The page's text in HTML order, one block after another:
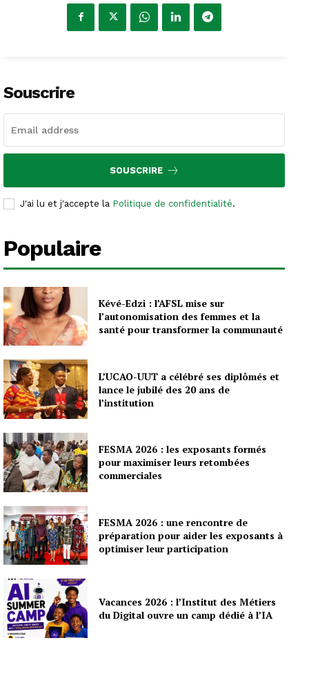
Souscrire
SOUSCRIRE
J'ai lu et j'accepte la Politique de confidentialité.
Populaire
Kévé-Edzi : l’AFSL mise sur
l’autonomisation des femmes et la
santé pour transformer la communauté
L’UCAO-UUT a célébré ses diplômés et
lance le jubilé des 20 ans de
l’institution
FESMA 2026 : les exposants formés
pour maximiser leurs retombées
commerciales
FESMA 2026 : une rencontre de
préparation pour aider les exposants à
optimiser leur participation
Vacances 2026 : l’Institut des Métiers
du Digital ouvre un camp dédié à l’IA